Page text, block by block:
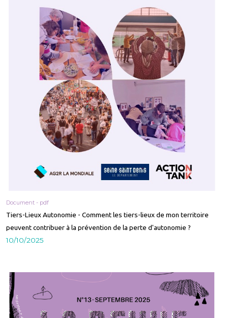
Document - pdf
Tiers-Lieux Autonomie - Comment les tiers-lieux de mon territoire
peuvent contribuer à la prévention de la perte d'autonomie ?
10/10/2025